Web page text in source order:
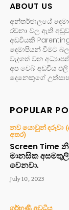
ABOUT US
අන්තර්ජාලයේ
රචනා වල ඇති
අඩවියකි
දෙමාපියන් වීමට
වැදගත් වන
අප වෙබ් අඩවිය
දෙනෙකුගේ
POPULAR
නව යොවුන් දරුවා
අතර)
Screen Time
මානසික
වෙනවා.
July 10, 2023
ගර්භණී අවධිය